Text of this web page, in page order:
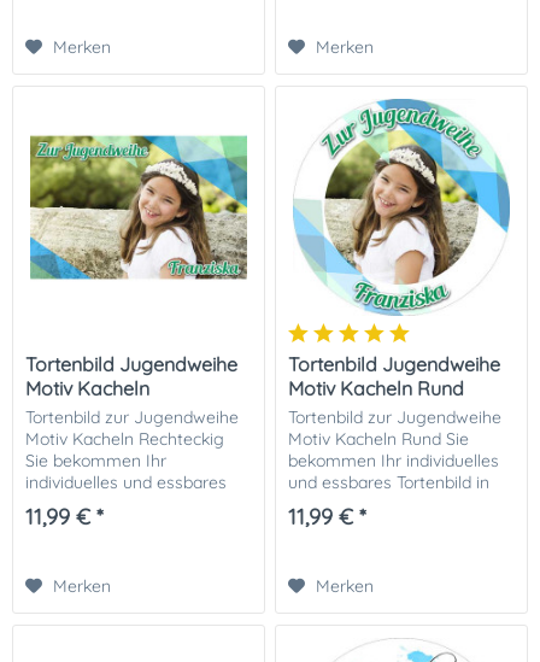
Merken Merken
Tortenbild Jugendweihe
Motiv Kacheln
Rechteckig
Tortenbild zur Jugendweihe
Motiv Kacheln Rechteckig
Sie bekommen Ihr
individuelles und essbares
Tortenbild in optimaler
Qualität auf Dekor-Plus
11,99 € *
Merken
Tortenbild Jugendweihe
Motiv Kacheln Rund
Tortenbild zur Jugendweihe
Motiv Kacheln Rund Sie
bekommen Ihr individuelles
und essbares Tortenbild in
optimaler Qualität auf
Dekor-Plus Zuckerpapier
11,99 € *
Merken